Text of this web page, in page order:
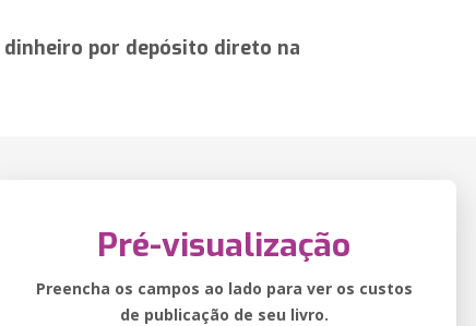
dinheiro por depósito direto na
Pré-visualização
Preencha os campos ao lado para ver os custos
de publicação de seu livro.